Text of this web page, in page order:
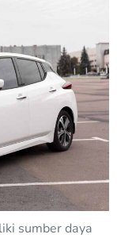
sumber daya